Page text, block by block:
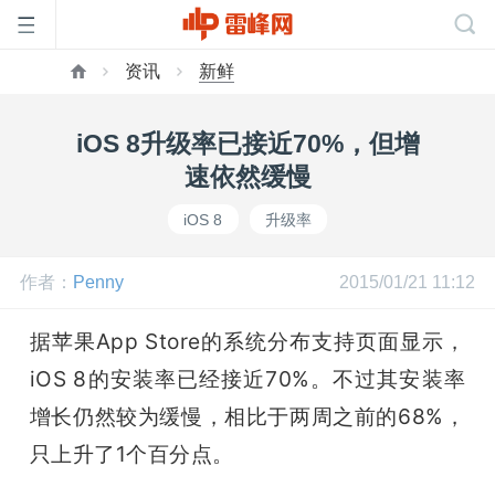
公
资讯 新鲜
iOS 8升级率已接近70%，但增
速依然缓慢
iOS 8 升级率
作者： Penny 2015/01/21 11:12
据苹果App Store的系统分布支持页面显示，
iOS 8的安装率已经接近70%。不过其安装率
增长仍然较为缓慢，相比于两周之前的68%，
只上升了1个百分点。